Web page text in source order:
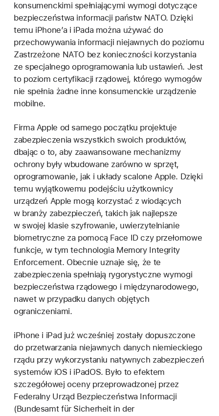
konsumenckimi spełniającymi wymogi dotyczące
bezpieczeństwa informacji państw NATO. Dzięki
temu iPhone’a i iPada można używać do
przechowywania informacji niejawnych do poziomu
Zastrzeżone NATO bez konieczności korzystania
ze specjalnego oprogramowania lub ustawień. Jest
to poziom certyfikacji rządowej, którego wymogów
nie spełnia żadne inne konsumenckie urządzenie
mobilne.
Firma Apple od samego początku projektuje
zabezpieczenia wszystkich swoich produktów,
dbając o to, aby zaawansowane mechanizmy
ochrony były wbudowane zarówno w sprzęt,
oprogramowanie, jak i układy scalone Apple. Dzięki
temu wyjątkowemu podejściu użytkownicy
urządzeń Apple mogą korzystać z wiodących
w branży zabezpieczeń, takich jak najlepsze
w swojej klasie szyfrowanie, uwierzytelnianie
biometryczne za pomocą Face ID czy przełomowe
funkcje, w tym technologia Memory Integrity
Enforcement. Obecnie uznaje się, że te
zabezpieczenia spełniają rygorystyczne wymogi
bezpieczeństwa rządowego i międzynarodowego,
nawet w przypadku danych objętych
ograniczeniami.
iPhone i iPad już wcześniej zostały dopuszczone
do przetwarzania niejawnych danych niemieckiego
rządu przy wykorzystaniu natywnych zabezpieczeń
systemów iOS i iPadOS. Było to efektem
szczegółowej oceny przeprowadzonej przez
Federalny Urząd Bezpieczeństwa Informacji
(Bundesamt für Sicherheit in der